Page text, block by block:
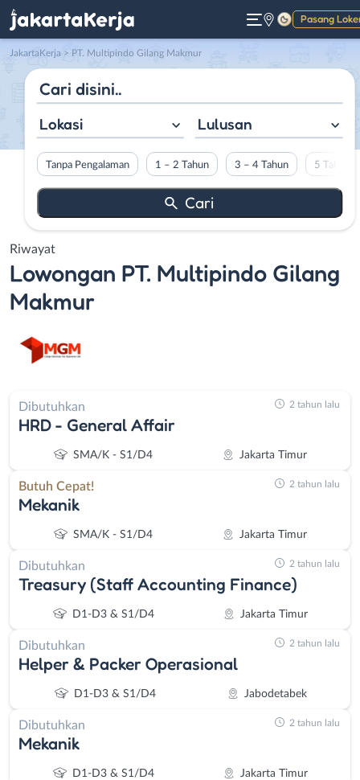
Pasang
Gelap
JakartaKerja > PT. Multipindo Gilang Makmur
Lokasi Lulusan
Tanpa Pengalaman 1 – 2 Tahun 3 – 4 Tahun 5 Tahun
Riwayat
Lowongan PT. Multipindo Gilang
Makmur
Dibutuhkan
HRD - General Affair
SMA/K - S1/D4 Jakarta Timur
2 tahun lalu
Butuh Cepat!
Mekanik
SMA/K - S1/D4 Jakarta Timur
2 tahun lalu
Dibutuhkan
Treasury (Staff Accounting Finance)
D1-D3 & S1/D4 Jakarta Timur
2 tahun lalu
Dibutuhkan
Helper & Packer Operasional
D1-D3 & S1/D4 Jabodetabek
2 tahun lalu
Dibutuhkan
Mekanik
D1-D3 & S1/D4 Jakarta Timur
2 tahun lalu